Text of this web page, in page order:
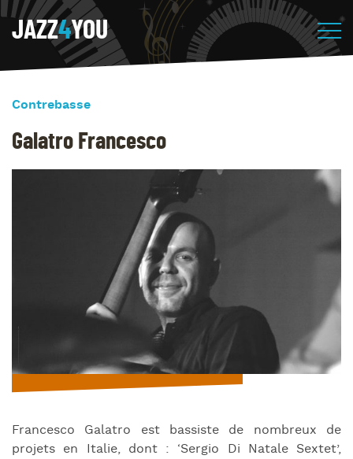
JAZZ4YOU
Contrebasse
Galatro Francesco
Francesco Galatro est bassiste de nombreux de
projets en Italie, dont : ‘Sergio Di Natale Sextet’,